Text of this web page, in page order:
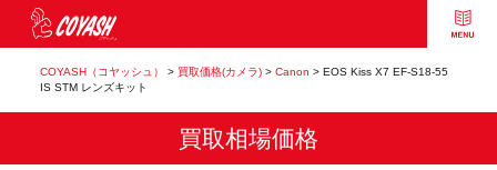
COYASH（コヤッシュ） > 買取価格(カメラ)> Canon > EOS Kiss X7 EF-S18-55
IS STM レンズキット
買取相場価格